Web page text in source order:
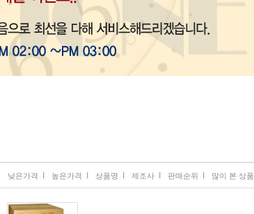
낮은가격 높은가격 상품명 제조사 판매순위 많이 본 상품